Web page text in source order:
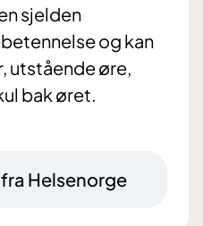
sjelden
og kan
utstående øre,
bak øret.
Helsenorge